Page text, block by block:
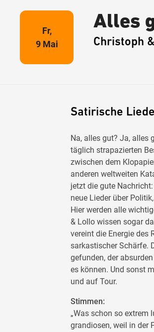
Fr,
9 Mai
Alles
Christoph
Satirische
Na, alles gut? Ja, alles
täglich strapazierten
zwischen dem
anderen weltweiten
jetzt die gute
neue Lieder über
Hier werden alle
& Lollo wissen sogar
vereint die Energie des
sarkastischer Schärfe.
gefunden, der
es können. Und sonst
und auf Tour.
Stimmen:
„Was schon so extrem
grandiosen, weil in der